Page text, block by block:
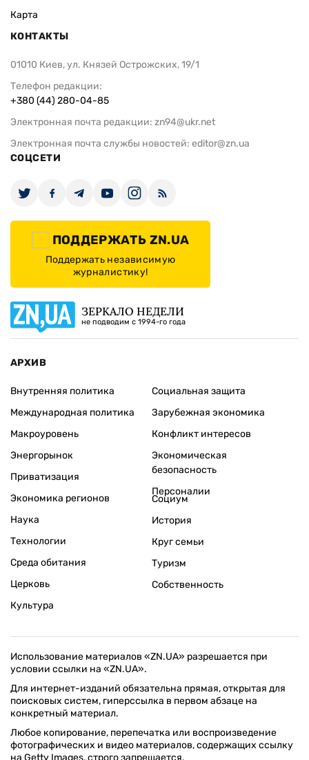
Карта
КОНТАКТЫ
01010 Киев, ул. Князей Острожских, 19/1
Телефон редакции:
+380 (44) 280-04-85
Электронная почта редакции: zn94@ukr.net
Электронная почта службы новостей: editor@zn.ua
СОЦСЕТИ
ПОДДЕРЖАТЬ ZN.UA
Поддержать независимую
журналистику!
ЗЕРКАЛО НЕДЕЛИ
не подводим с 1994-го года
АРХИВ
Внутренняя политика
Международная политика
Макроуровень
Энергорынок
Приватизация
Экономика регионов
Социальная защита
Зарубежная экономика
Конфликт интересов
Экономическая
безопасность
Персоналии
Наука
Технологии
Среда обитания
Церковь
Культура
Социум
История
Круг семьи
Туризм
Собственность
Использование материалов «ZN.UA» разрешается при
условии ссылки на «ZN.UA».
Для интернет-изданий обязательна прямая, открытая для
поисковых систем, гиперссылка в первом абзаце на
конкретный материал.
Любое копирование, перепечатка или воспроизведение
фотографических и видео материалов, содержащих ссылку